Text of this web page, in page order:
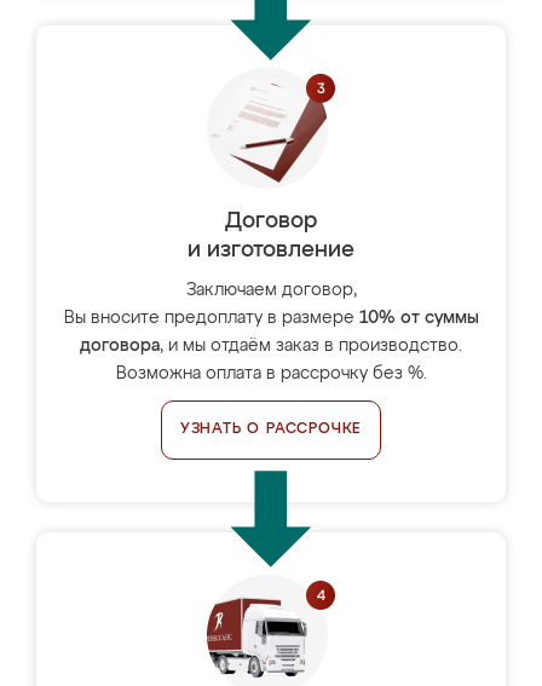
Договор
и изготовление
Заключаем договор,
Вы вносите предоплату в размере 10% от суммы
договора, и мы отдаём заказ в производство.
Возможна оплата в рассрочку без %.
УЗНАТЬ О РАССРОЧКЕ